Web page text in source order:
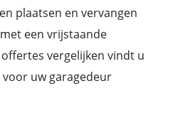
plaatsen en vervangen
een vrijstaande
vergelijken vindt u
uw garagedeur